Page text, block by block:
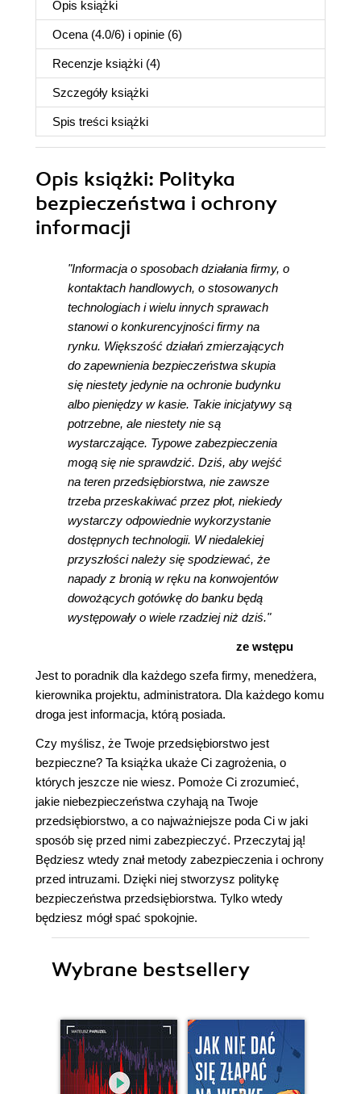
Opis książki
Ocena (4.0/6) i opinie (6)
Recenzje książki (4)
Szczegóły książki
Spis treści książki
Opis książki: Polityka
bezpieczeństwa i ochrony
informacji
"Informacja o sposobach działania firmy, o
kontaktach handlowych, o stosowanych
technologiach i wielu innych sprawach
stanowi o konkurencyjności firmy na
rynku. Większość działań zmierzających
do zapewnienia bezpieczeństwa skupia
się niestety jedynie na ochronie budynku
albo pieniędzy w kasie. Takie inicjatywy są
potrzebne, ale niestety nie są
wystarczające. Typowe zabezpieczenia
mogą się nie sprawdzić. Dziś, aby wejść
na teren przedsiębiorstwa, nie zawsze
trzeba przeskakiwać przez płot, niekiedy
wystarczy odpowiednie wykorzystanie
dostępnych technologii. W niedalekiej
przyszłości należy się spodziewać, że
napady z bronią w ręku na konwojentów
dowożących gotówkę do banku będą
występowały o wiele rzadziej niż dziś."
ze wstępu
Jest to poradnik dla każdego szefa firmy, menedżera,
kierownika projektu, administratora. Dla każdego komu
droga jest informacja, którą posiada.
Czy myślisz, że Twoje przedsiębiorstwo jest
bezpieczne? Ta książka ukaże Ci zagrożenia, o
których jeszcze nie wiesz. Pomoże Ci zrozumieć,
jakie niebezpieczeństwa czyhają na Twoje
przedsiębiorstwo, a co najważniejsze poda Ci w jaki
sposób się przed nimi zabezpieczyć. Przeczytaj ją!
Będziesz wtedy znał metody zabezpieczenia i ochrony
przed intruzami. Dzięki niej stworzysz politykę
bezpieczeństwa przedsiębiorstwa. Tylko wtedy
będziesz mógł spać spokojnie.
Wybrane bestsellery